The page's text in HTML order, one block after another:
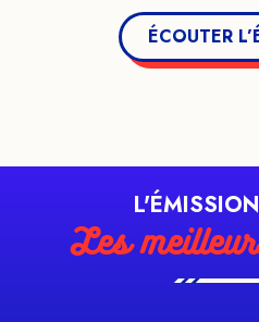
ÉCOUTER
Les